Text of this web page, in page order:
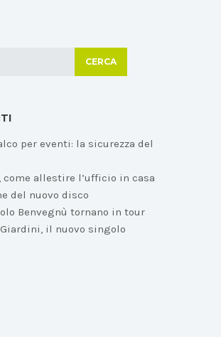
CERCA
per eventi: la sicurezza del
allestire l’ufficio in casa
del nuovo disco
Benvegnù tornano in tour
il nuovo singolo